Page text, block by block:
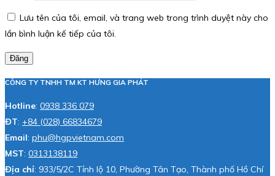
Lưu tên của tôi, email, và trang web trong trình duyệt này cho
lần bình luận kế tiếp của tôi.
Đăng
CÔNG TY TNHH TM KT HƯNG GIA PHÁT
Hotline: 0938 336 079
ĐT: +84 (028) 66834679
Email: phu@hgpvietnam.com
MST: 0313138119
Địa chỉ: 933/5/2C Tỉnh lộ 10, Phường Tân Tạo, Thành phố Hồ Chí